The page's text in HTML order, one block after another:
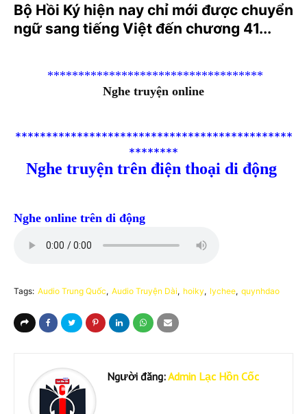
Bộ Hồi Ký hiện nay chỉ mới được chuyển
ngữ sang tiếng Việt đến chương 41...
***********************************
Nghe truyện online
*********************************************
********
Nghe truyện trên điện thoại di động
Nghe online trên di động
Tags: Audio Trung Quốc Audio Truyện Dài hoiky lychee quynhdao
Người đăng:Admin Lạc Hồn Cốc